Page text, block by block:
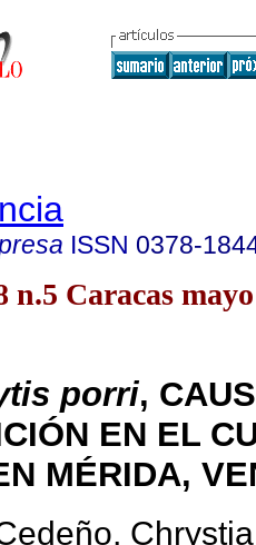
ISSN 0378-
n.5 Caracas
porri,
EN EL
MÉRIDA,